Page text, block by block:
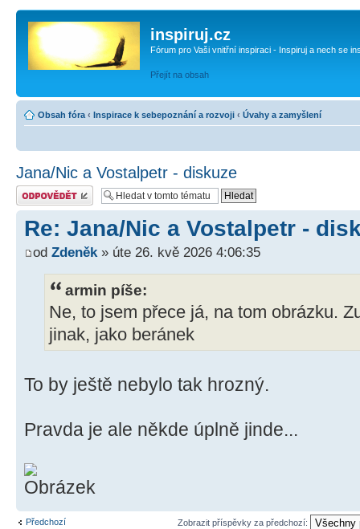
inspiruj.cz
Fórum pro Vaši vnitřní inspiraci - Inspiruj a nech se
Přejít na obsah
Obsah fóra ‹ Inspirace k sebepoznání a rozvoji ‹ Úvahy a zamyšlení
Jana/Nic a Vostalpetr - diskuze
Odeslat odpověď
Re: Jana/Nic a Vostalpetr -
od Zdeněk» úte 26. kvě 2026 4:06:35
armin píše:
Ne, to jsem přece já, na tom obrázku.
jinak, jako beránek
To by ještě nebylo tak hrozný.
Pravda je ale někde úplně jinde...
Předchozí Zobrazit příspěvky za předchozí: